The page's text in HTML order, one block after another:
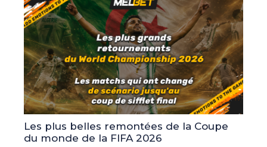
Les plus belles remontées de la Coupe
du monde de la FIFA 2026